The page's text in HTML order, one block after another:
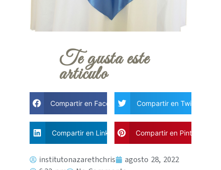
Te gusta este
articulo
Compartir en Facebook Compartir en Twitter
Compartir en Linkdin Compartir en Pinterest
institutonazarethchris
agosto 28, 2022